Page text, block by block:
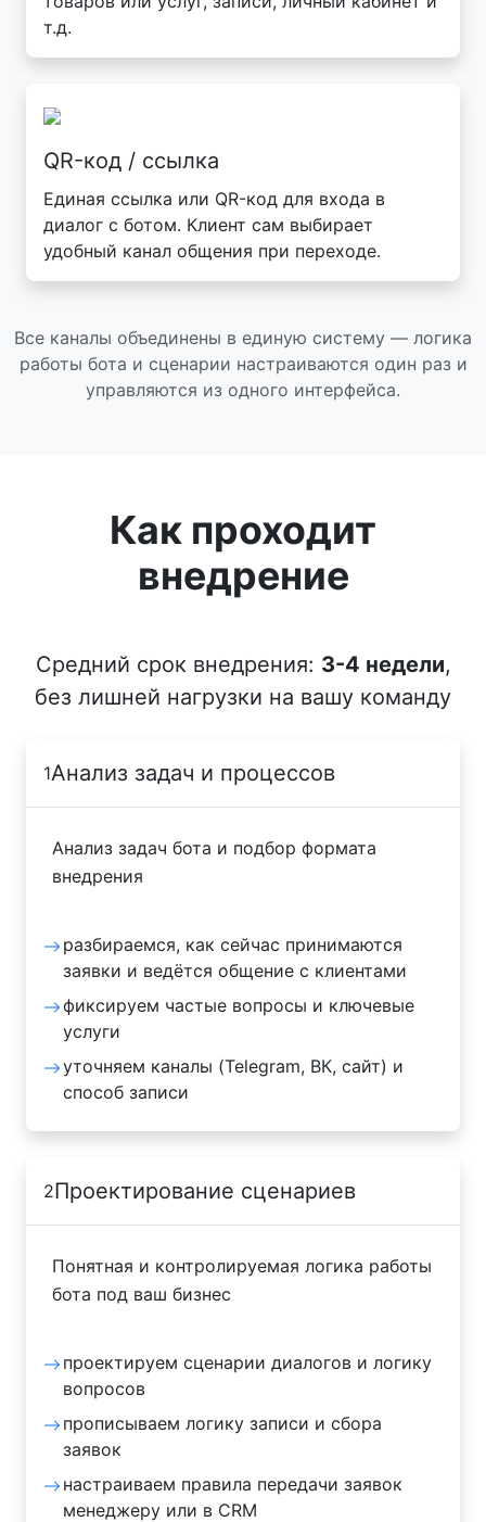
т.д.
QR-код / ссылка
Единая ссылка или QR-код для входа в
диалог с ботом. Клиент сам выбирает
удобный канал общения при переходе.
Все каналы объединены в единую систему — логика
работы бота и сценарии настраиваются один раз и
управляются из одного интерфейса.
Как проходит
внедрение
Средний срок внедрения: 3-4 недели,
без лишней нагрузки на вашу команду
1Анализ задач и процессов
Анализ задач бота и подбор формата
внедрения
разбираемся, как сейчас принимаются
заявки и ведётся общение с клиентами
фиксируем частые вопросы и ключевые
услуги
уточняем каналы (Telegram, ВК, сайт) и
способ записи
2Проектирование сценариев
Понятная и контролируемая логика работы
бота под ваш бизнес
проектируем сценарии диалогов и логику
вопросов
прописываем логику записи и сбора
заявок
настраиваем правила передачи заявок
менеджеру или в CRM